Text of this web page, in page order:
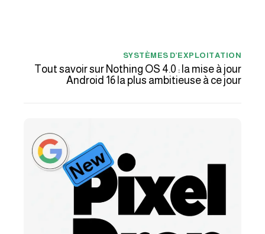
SYSTÈMES D’EXPLOITATION
Tout savoir sur Nothing OS 4.0 : la mise à jour
Android 16 la plus ambitieuse à ce jour